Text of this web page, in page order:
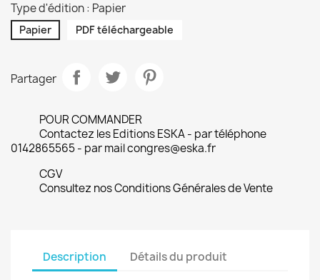
Type d'édition : Papier
Papier PDF téléchargeable
Partager
POUR COMMANDER
Contactez les Editions ESKA - par téléphone
0142865565 - par mail congres@eska.fr
CGV
Consultez nos Conditions Générales de Vente
Description Détails du produit